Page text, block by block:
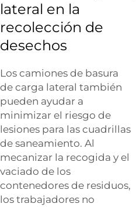
lateral en la
recolección de
desechos
Los camiones de basura
de carga lateral también
pueden ayudar a
minimizar el riesgo de
lesiones para las cuadrillas
de saneamiento. Al
mecanizar la recogida y el
vaciado de los
contenedores de residuos,
los trabajadores no